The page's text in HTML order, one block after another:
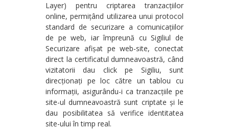
Layer) pentru criptarea tranzacțiilor
online, permițând utilizarea unui protocol
standard de securizare a comunicațiilor
de pe web, iar împreună cu Sigiliul de
Securizare afișat pe web-site, conectat
direct la certificatul dumneavoastră, când
vizitatorii dau click pe Sigiliu, sunt
direcționați pe loc către un tablou cu
informații, asigurându-i ca tranzacțiile pe
site-ul dumneavoastră sunt criptate și le
dau posibilitatea să verifice identitatea
site-ului în timp real.